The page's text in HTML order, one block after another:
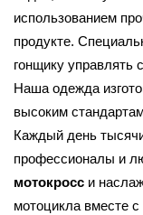
использованием
продукте.
гонщику управлять
Наша одежда
высоким
Каждый день
профессионалы и
мотокросс и
мотоцикла вместе